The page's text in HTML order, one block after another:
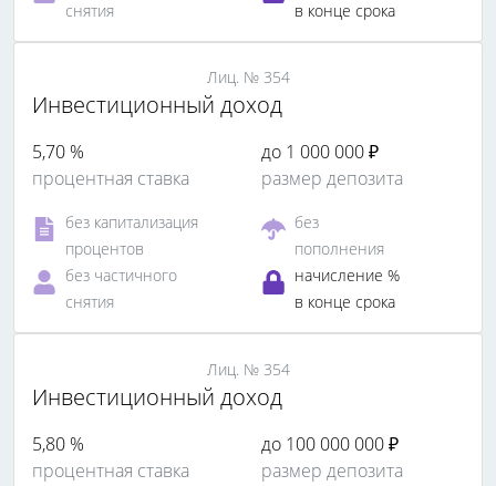
снятия в конце срока
Лиц. № 354
Инвестиционный доход
5,70 %
процентная ставка
до 1 000 000 ₽
размер депозита
без капитализация
процентов
без
пополнения
без частичного
снятия
начисление %
в конце срока
Лиц. № 354
Инвестиционный доход
5,80 %
процентная ставка
до 100 000 000 ₽
размер депозита